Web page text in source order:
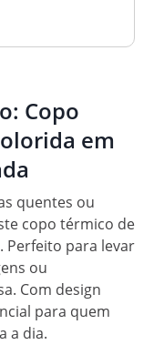
Copo
em
quentes ou
copo térmico de
Perfeito para levar
ou
Com design
para quem
a dia.